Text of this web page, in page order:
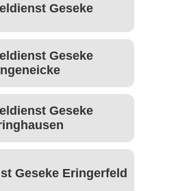
Geseke
Geseke
Geseke
Geseke Eringerfeld